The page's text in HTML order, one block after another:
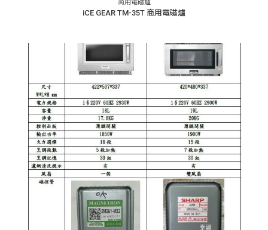
商用電磁爐
iCE GEAR TM-35T 商用電磁爐